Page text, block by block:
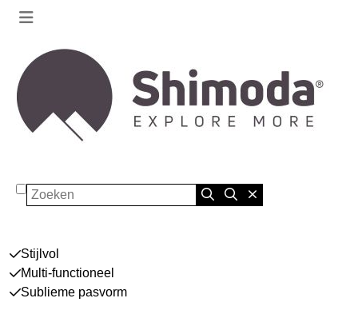
Zoeken
Stijlvol
Multi-functioneel
Sublieme pasvorm